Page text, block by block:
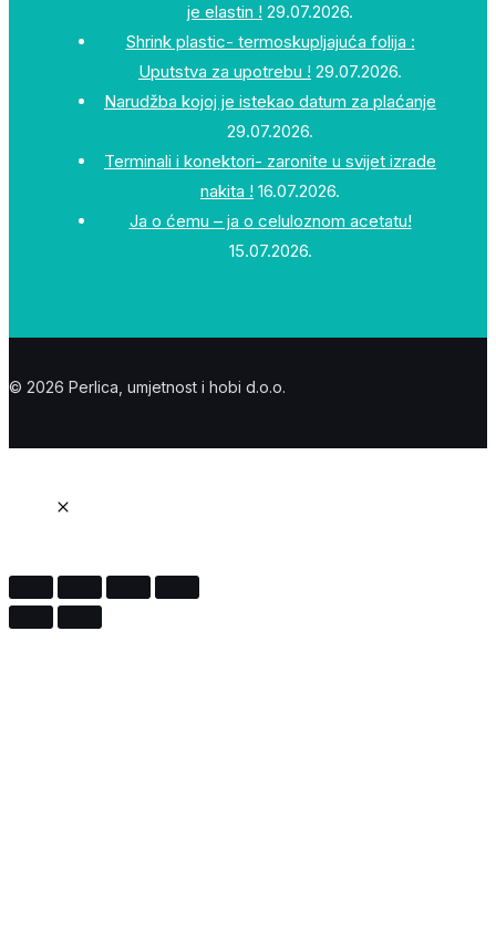
je elastin ! 29.07.2026.
Shrink plastic- termoskupljajuća folija :
Uputstva za upotrebu ! 29.07.2026.
Narudžba kojoj je istekao datum za plaćanje
29.07.2026.
Terminali i konektori- zaronite u svijet izrade
nakita ! 16.07.2026.
Ja o ćemu – ja o celuloznom acetatu!
15.07.2026.
© 2026 Perlica, umjetnost i hobi d.o.o.